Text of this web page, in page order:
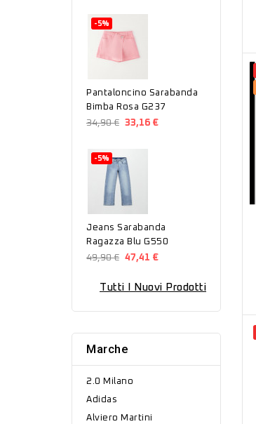
Pantaloncino Sarabanda
Bimba Rosa G237
34,90 €
-5%
33,16 €
Jeans Sarabanda
Ragazza Blu G550
49,90 €
-5%
47,41 €
Tutti I Nuovi Prodotti
Marche
2.0 Milano
Adidas
Alviero Martini